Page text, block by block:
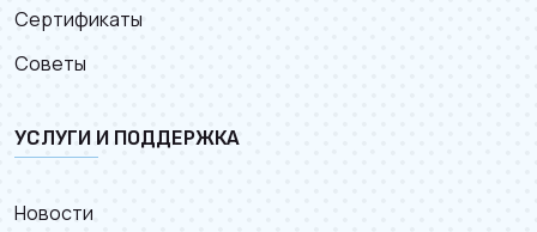
Сертификаты
Советы
УСЛУГИ И ПОДДЕРЖКА
Новости